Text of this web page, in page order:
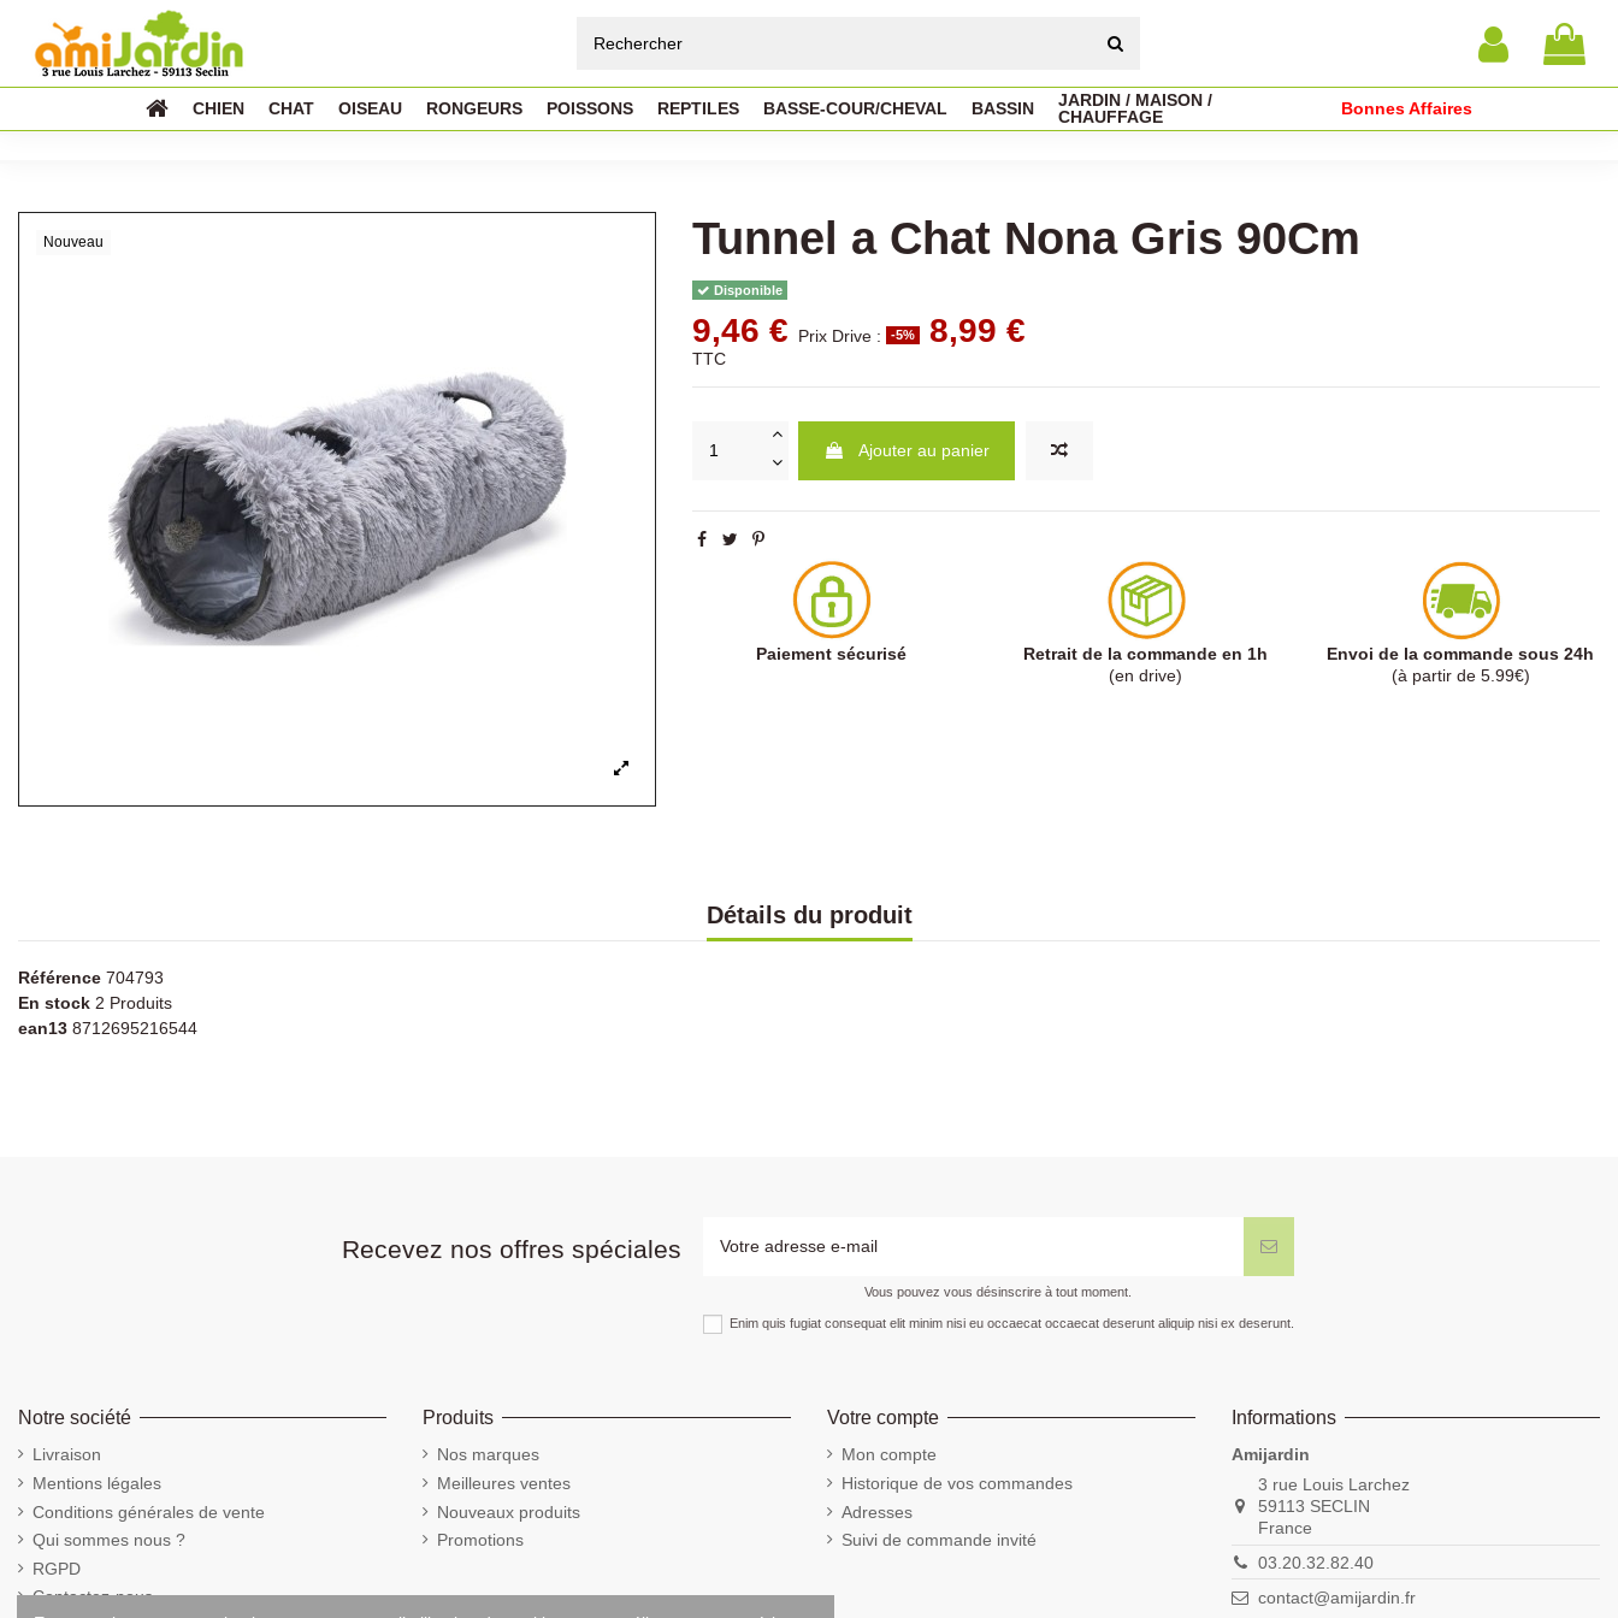
CHIEN CHAT OISEAU RONGEURS POISSONS REPTILES BASSE-COUR/CHEVAL BASSIN
JARDIN / MAISON /
CHAUFFAGE
Bonnes Affaires
Nouveau Tunnel a Chat Nona Gris 90Cm
Disponible
9,46 € Prix Drive : -5% 8,99 €
TTC
Ajouter au panier
Paiement sécurisé
Retrait de la commande en 1h
(en drive)
Envoi de la commande sous 24h
(à partir de 5.99€)
Détails du produit
Référence 704793
En stock 2 Produits
ean13 8712695216544
Recevez nos offres spéciales
Vous pouvez vous désinscrire à tout moment.
Enim quis fugiat consequat elit minim nisi eu occaecat occaecat deserunt aliquip nisi ex deserunt.
Notre société
Livraison
Mentions légales
Conditions générales de vente
Qui sommes nous ?
RGPD
Contactez-nous
Produits
Nos marques
Meilleures ventes
Nouveaux produits
Promotions
Votre compte
Mon compte
Historique de vos commandes
Adresses
Suivi de commande invité
Informations
Amijardin
3 rue Louis Larchez
59113 SECLIN
France
03.20.32.82.40
contact@amijardin.fr